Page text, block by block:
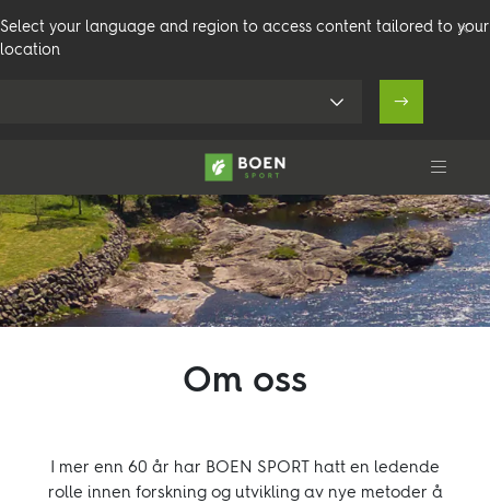
Select your language and region to access content tailored to your
location
Teknisk
Om oss
I mer enn 60 år har BOEN SPORT hatt en ledende
rolle innen forskning og utvikling av nye metoder å